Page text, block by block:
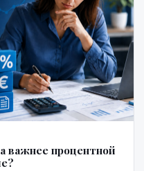
важнее процентной